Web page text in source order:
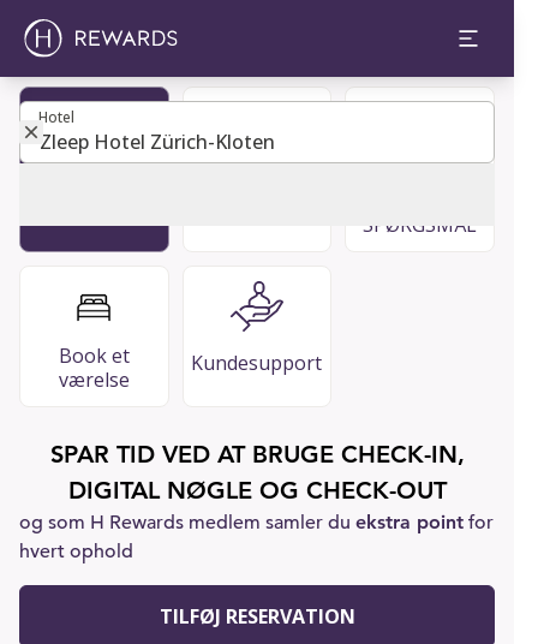
Hotel
Hotel
SPØRGSMÅL
Book et
værelse
Kundesupport
SPAR TID VED AT BRUGE CHECK-IN,
DIGITAL NØGLE OG CHECK-OUT
og som H Rewards medlem samler du ekstra point for
hvert ophold
TILFØJ RESERVATION